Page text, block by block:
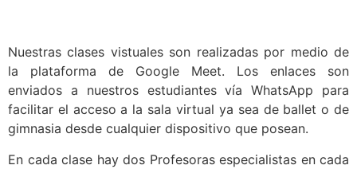
Nuestras clases vistuales son realizadas por medio de
la plataforma de Google Meet. Los enlaces son
enviados a nuestros estudiantes vía WhatsApp para
facilitar el acceso a la sala virtual ya sea de ballet o de
gimnasia desde cualquier dispositivo que posean.
En cada clase hay dos Profesoras especialistas en cada